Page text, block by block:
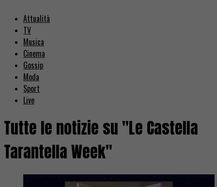
Attualità
TV
Musica
Cinema
Gossip
Moda
Sport
Live
Tutte le notizie su "Le Castella
Tarantella Week"